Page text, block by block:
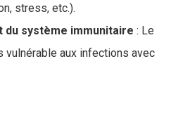
stress, etc.).
système immunitaire : Le
vulnérable aux infections avec